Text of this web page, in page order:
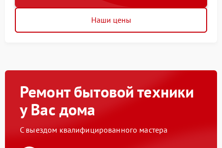
Наши цены
Ремонт бытовой техники
у Вас дома
С выездом квалифицированного мастера